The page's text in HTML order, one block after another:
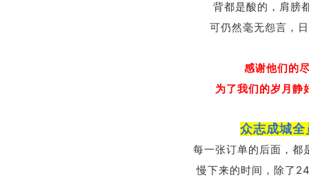
背都是酸的，肩膀
可仍然毫无怨言，
感谢他们的
为了我们的岁月静
众志成城全
每一张订单的后面， 都
慢下来的时间， 除了